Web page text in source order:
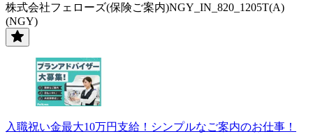
株式会社フェローズ(保険ご案内)NGY_IN_820_1205T(A)
(NGY)
入職祝い金最大10万円支給！シンプルなご案内のお仕事！